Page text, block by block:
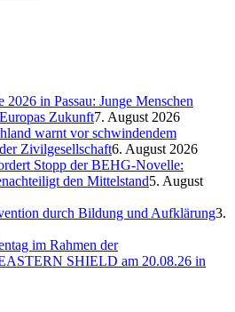
2026 in Passau: Junge Menschen
Zukunft7. August 2026
warnt vor schwindendem
Zivilgesellschaft6. August 2026
Stopp der BEHG-Novelle:
den Mittelstand5. August
durch Bildung und Aufklärung3.
im Rahmen der
SHIELD am 20.08.26 in